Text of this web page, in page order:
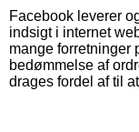
Facebook leverer
indsigt i internet
mange forretninger
bedømmelse af
drages fordel af til